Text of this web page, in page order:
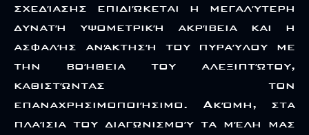
σχεδίασης επιδιώκεται η μεγαλύτερη
δυνατή υψομετρική ακρίβεια και η
ασφαλής ανάκτησή του πυραύλου με
την βοήθεια του αλεξιπτώτου,
καθιστώντας τον
επαναχρησιμοποιήσιμο. Ακόμη, στα
πλαίσια του διαγωνισμού τα μέλη μας